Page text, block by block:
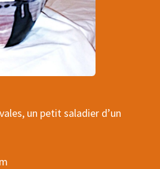
un petit saladier d’un